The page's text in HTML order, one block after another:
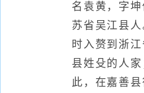
名袁黄，字
苏省吴江县人
时入赘到浙江
县姓殳的人家
此，在嘉善县